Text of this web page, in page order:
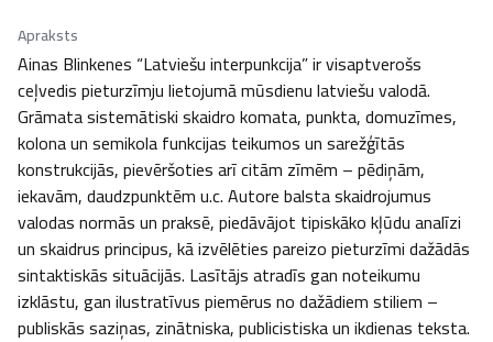
Apraksts
Ainas Blinkenes “Latviešu interpunkcija” ir visaptverošs
ceļvedis pieturzīmju lietojumā mūsdienu latviešu valodā.
Grāmata sistemātiski skaidro komata, punkta, domuzīmes,
kolona un semikola funkcijas teikumos un sarežģītās
konstrukcijās, pievēršoties arī citām zīmēm – pēdiņām,
iekavām, daudzpunktēm u.c. Autore balsta skaidrojumus
valodas normās un praksē, piedāvājot tipiskāko kļūdu analīzi
un skaidrus principus, kā izvēlēties pareizo pieturzīmi dažādās
sintaktiskās situācijās. Lasītājs atradīs gan noteikumu
izklāstu, gan ilustratīvus piemērus no dažādiem stiliem –
publiskās saziņas, zinātniska, publicistiska un ikdienas teksta.